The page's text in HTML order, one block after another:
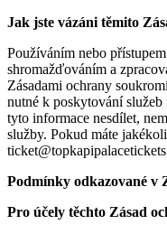
Jak jste vázáni těmito
Používáním nebo
shromažďováním a
Zásadami ochrany
nutné k poskytování
tyto informace nesdílet,
služby. Pokud máte
Podmínky odkazované v
Pro účely těchto Zásad